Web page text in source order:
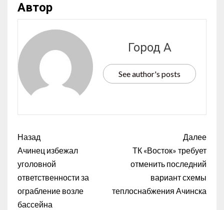
Автор
Город А
See author's posts
Назад
Ачинец избежал
уголовной
ответственности за
ограбление возле
бассейна
Далее
ТК «Восток» требует
отменить последний
вариант схемы
теплоснабжения Ачинска